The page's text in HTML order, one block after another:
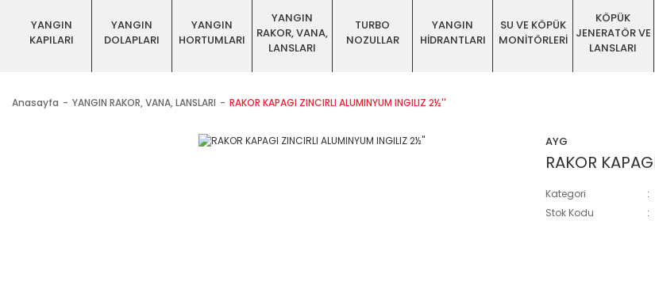
YANGIN
KAPILARI
YANGIN
DOLAPLARI
YANGIN
HORTUMLARI
YANGIN
RAKOR, VANA,
LANSLARI
TURBO
NOZULLAR
YANGIN
HİDRANTLARI
SU VE KÖPÜK
MONİTÖRLERİ
KÖPÜK
JENERATÖR VE
LANSLARI
Anasayfa YANGIN RAKOR, VANA, LANSLARI RAKOR KAPAGI ZINCIRLI ALUMINYUM INGILIZ 2½''
AYG
RAKOR
Kategori
Stok Kodu